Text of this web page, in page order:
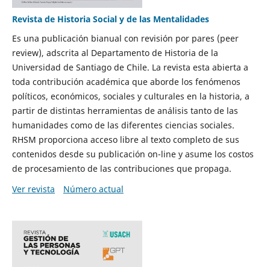
Revista de Historia Social y de las Mentalidades
Es una publicación bianual con revisión por pares (peer
review), adscrita al Departamento de Historia de la
Universidad de Santiago de Chile. La revista esta abierta a
toda contribución académica que aborde los fenómenos
políticos, económicos, sociales y culturales en la historia, a
partir de distintas herramientas de análisis tanto de las
humanidades como de las diferentes ciencias sociales.
RHSM proporciona acceso libre al texto completo de sus
contenidos desde su publicación on-line y asume los costos
de procesamiento de las contribuciones que propaga.
Ver revista
Número actual